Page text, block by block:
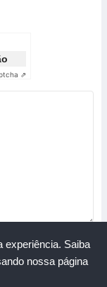
experiência. Saiba
nossa página
⇗